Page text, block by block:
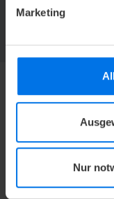
Marketing
Nur
V Mehr erfahren